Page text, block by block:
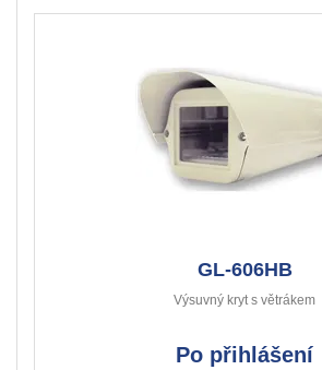
GL-606HB
Výsuvný kryt s větrákem
Po přihlášení